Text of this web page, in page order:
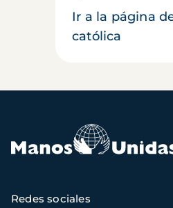
Ir a la página
católica
Redes sociales